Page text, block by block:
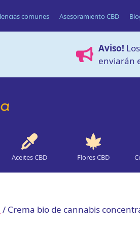
comunes Asesoramiento CBD
Aviso!
enviarán
Aceites CBD Flores CBD
/ Crema bio de cannabis